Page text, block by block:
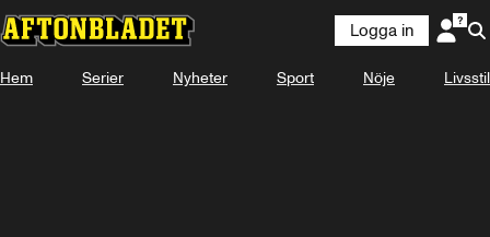
Logga in
Hem Serier Nyheter Sport Nöje Livsstil